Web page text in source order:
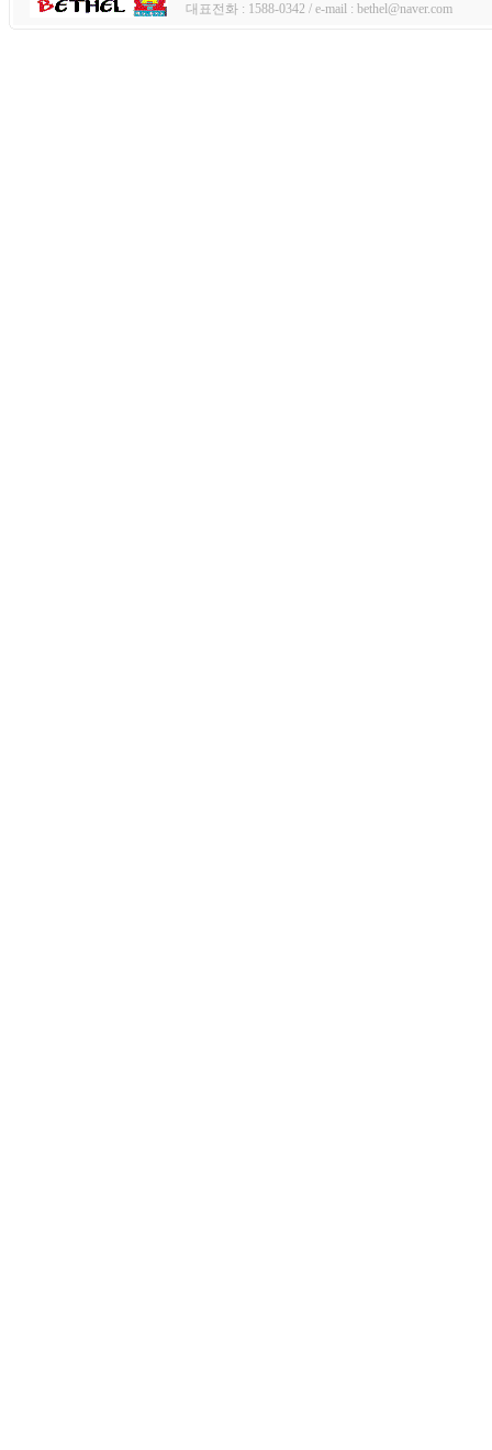
대표전화 : 1588-0342 / e-mail : bethel@naver.com